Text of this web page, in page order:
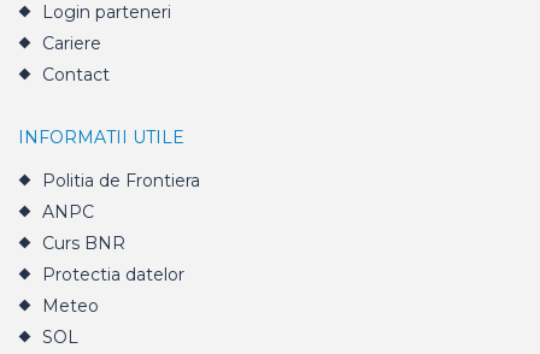
Login parteneri
Cariere
Contact
INFORMATII UTILE
Politia de Frontiera
ANPC
Curs BNR
Protectia datelor
Meteo
SOL